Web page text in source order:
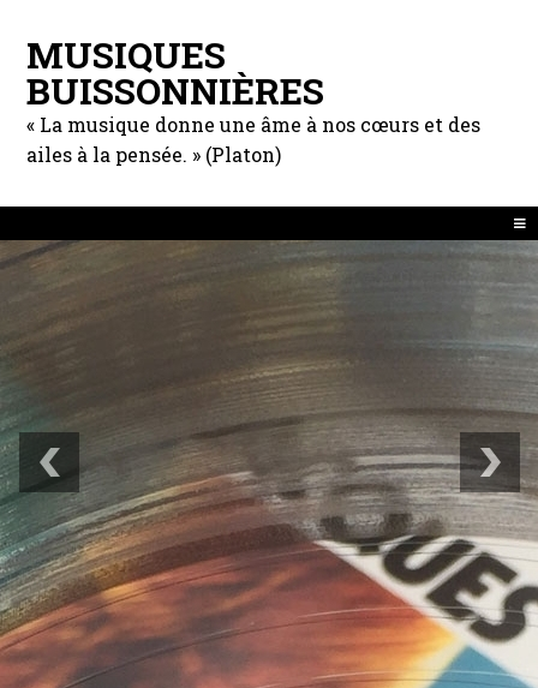
MUSIQUES
BUISSONNIÈRES
« La musique donne une âme à nos cœurs et des
ailes à la pensée. » (Platon)